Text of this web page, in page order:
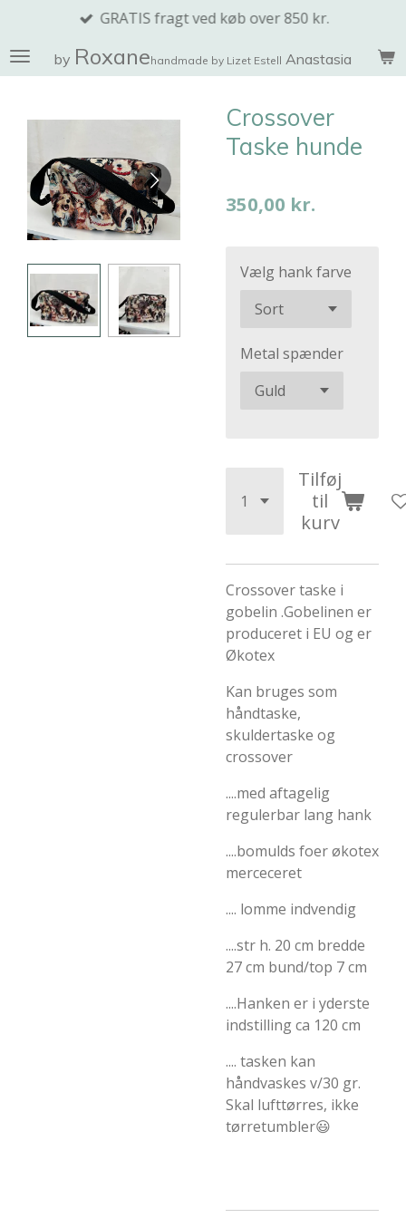
hovedindhold
by Roxanehandmade by Lizet Estell Anastasia
GRATIS fragt ved køb over 850 kr.
Crossover
Taske hunde
350,00 kr.
Vælg hank farve
Metal spænder
Tilføj
til
kurv
Crossover taske i
gobelin .Gobelinen er
produceret i EU og er
Økotex
Kan bruges som
håndtaske,
skuldertaske og
crossover
....med aftagelig
regulerbar lang hank
....bomulds foer økotex
merceceret
.... lomme indvendig
....str h. 20 cm bredde
27 cm bund/top 7 cm
....Hanken er i yderste
indstilling ca 120 cm
.... tasken kan
håndvaskes v/30 gr.
Skal lufttørres, ikke
tørretumbler😃